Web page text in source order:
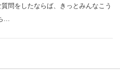
問をしたならば、きっとみんなこう
…